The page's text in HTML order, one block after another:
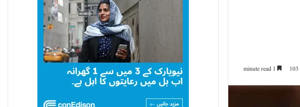
103